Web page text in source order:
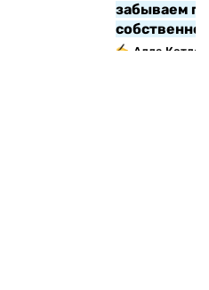
забываем
Алла Котляр